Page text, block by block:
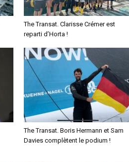
The Transat. Clarisse Crémer est
reparti d’Horta !
The Transat. Boris Hermann et Sam
Davies complètent le podium !